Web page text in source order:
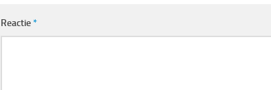
Reactie*